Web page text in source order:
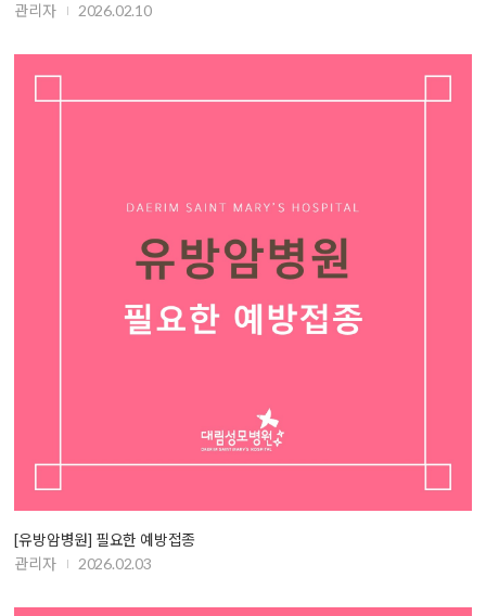
관리자
2026.02.10
[유방암병원] 필요한 예방접종
관리자
2026.02.03